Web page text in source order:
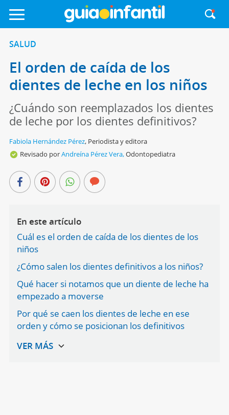
SALUD
El orden de caída de los
dientes de leche en los niños
¿Cuándo son reemplazados los dientes
de leche por los dientes definitivos?
Fabiola Hernández Pérez, Periodista y editora
Revisado porAndreína Pérez Vera,Odontopediatra
En este artículo
Cuál es el orden de caída de los dientes de los
niños
¿Cómo salen los dientes definitivos a los niños?
Qué hacer si notamos que un diente de leche ha
empezado a moverse
Por qué se caen los dientes de leche en ese
orden y cómo se posicionan los definitivos